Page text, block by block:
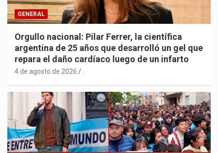
GENERAL
Orgullo nacional: Pilar Ferrer, la científica
argentina de 25 años que desarrolló un gel que
repara el daño cardíaco luego de un infarto
4 de agosto de 2026